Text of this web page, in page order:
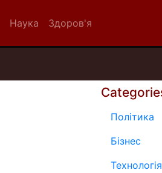
Наука Здоров'я
Політика
Бізнес
Технологія